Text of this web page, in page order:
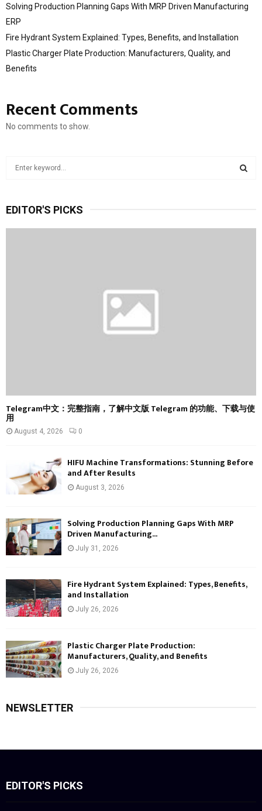
Solving Production Planning Gaps With MRP Driven Manufacturing
ERP
Fire Hydrant System Explained: Types, Benefits, and Installation
Plastic Charger Plate Production: Manufacturers, Quality, and
Benefits
Recent Comments
No comments to show.
c
EDITOR'S PICKS
Telegram中文：完整指南，了解中文版 Telegram 的功能、下载与使
用
August 4, 2026 0
HIFU Machine Transformations: Stunning Before
and After Results
August 3, 2026
Solving Production Planning Gaps With MRP
Driven Manufacturing...
July 31, 2026
Fire Hydrant System Explained: Types, Benefits,
and Installation
July 26, 2026
Plastic Charger Plate Production:
Manufacturers, Quality, and Benefits
July 26, 2026
NEWSLETTER
EDITOR'S PICKS